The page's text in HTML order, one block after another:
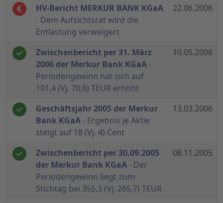
HV-Bericht MERKUR BANK KGaA
- Dem Aufsichtsrat wird die
Entlastung verweigert
22.06.2006
Zwischenbericht per 31. März
2006 der Merkur Bank KGaA -
Periodengewinn hat sich auf
101,4 (Vj. 70,6) TEUR erhöht
10.05.2006
Geschäftsjahr 2005 der Merkur
Bank KGaA- Ergebnis je Aktie
steigt auf 18 (Vj. 4) Cent
13.03.2006
Zwischenbericht per 30.09.2005
der Merkur Bank KGaA - Der
Periodengewinn liegt zum
Stichtag bei 355,3 (Vj. 265,7) TEUR
08.11.2005